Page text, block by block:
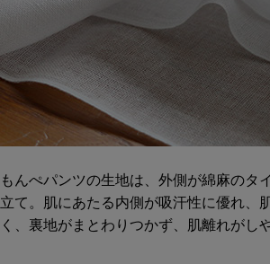
もんぺパンツの生地は、外側が綿麻のタ
立て。肌にあたる内側が吸汗性に優れ、
く、裏地がまとわりつかず、肌離れがし